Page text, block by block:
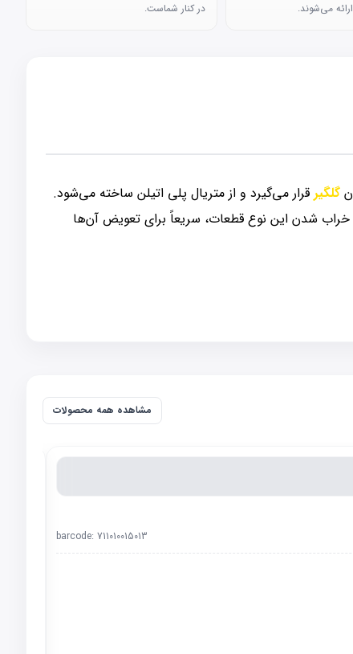
می‌شوند.
در کنار شماست.
گلگیر قرار می‌گیرد و از متریال پلی اتیلن ساخته می‌شود.
شدن این نوع قطعات، سریعاً برای تعویض آن‌ها
مشاهده همه محصولات
barcode: 711010015013